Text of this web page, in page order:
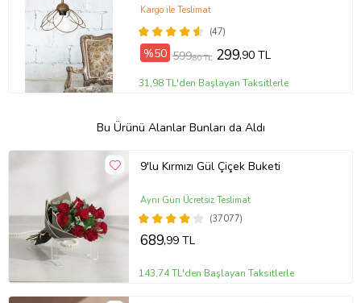
(47)
Kargo ile Teslimat
%50 599,80 TL 299,90 TL
31,98 TL'den Başlayan Taksitlerle
Bu Ürünü Alanlar Bunları da Aldı
9'lu Kırmızı Gül Çiçek Buketi
(37077)
Aynı Gün Ücretsiz Teslimat
689,99 TL
143,74 TL'den Başlayan Taksitlerle